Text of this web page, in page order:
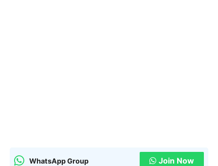
WhatsApp Group Join Now